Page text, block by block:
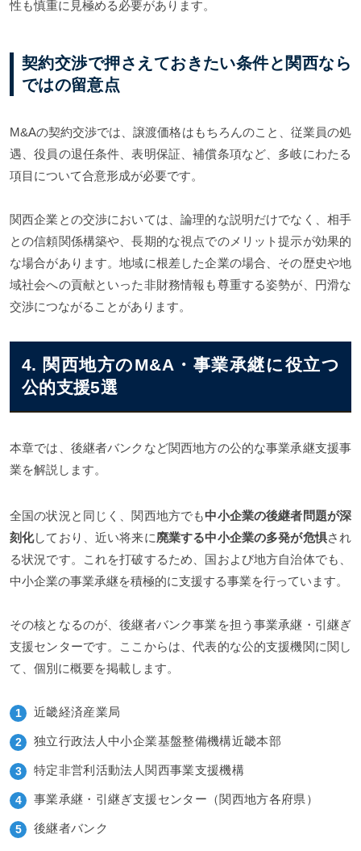
性も慎重に見極める必要があります。
契約交渉で押さえておきたい条件と関西なら
ではの留意点
M&Aの契約交渉では、譲渡価格はもちろんのこと、従業員の処
遇、役員の退任条件、表明保証、補償条項など、多岐にわたる
項目について合意形成が必要です。
関西企業との交渉においては、論理的な説明だけでなく、相手
との信頼関係構築や、長期的な視点でのメリット提示が効果的
な場合があります。地域に根差した企業の場合、その歴史や地
域社会への貢献といった非財務情報も尊重する姿勢が、円滑な
交渉につながることがあります。
4. 関西地方のM&A・事業承継に役立つ
公的支援5選
本章では、後継者バンクなど関西地方の公的な事業承継支援事
業を解説します。
全国の状況と同じく、関西地方でも中小企業の後継者問題が深
刻化しており、近い将来に廃業する中小企業の多発が危惧され
る状況です。これを打破するため、国および地方自治体でも、
中小企業の事業承継を積極的に支援する事業を行っています。
その核となるのが、後継者バンク事業を担う事業承継・引継ぎ
支援センターです。ここからは、代表的な公的支援機関に関し
て、個別に概要を掲載します。
近畿経済産業局
独立行政法人中小企業基盤整備機構近畿本部
特定非営利活動法人関西事業支援機構
事業承継・引継ぎ支援センター（関西地方各府県）
後継者バンク